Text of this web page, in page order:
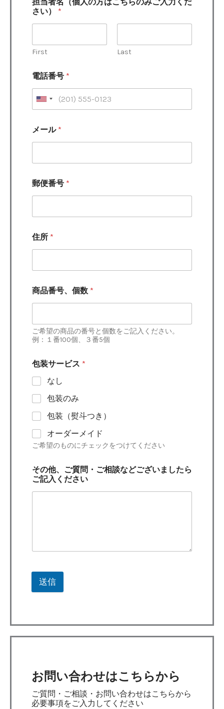
さい） *
First Last
電話番号 *
メール *
郵便番号 *
住所 *
商品番号、個数 *
ご希望の商品の番号と個数をご記入ください。
例：１番100個、３番5個
包装サービス *
なし
包装のみ
包装（熨斗つき）
オーダーメイド
ご希望のものにチェックをつけてください
その他、ご質問・ご相談などございましたら
ご記入ください
送信
お問い合わせはこちらから
ご質問・ご相談・お問い合わせはこちらから
必要事項をご入力してください